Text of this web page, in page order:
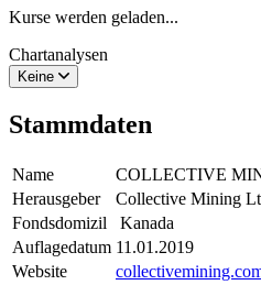
Kurse werden geladen...
Chartanalysen
Keine
Stammdaten
Name
COLLECTIVE
Herausgeber
Collective Mining
Fondsdomizil
Kanada
Auflagedatum 11.01.2019
Website